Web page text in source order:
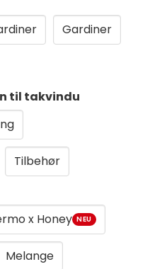
Gardiner
til takvindu
Tilbehør
x Honey NEU
Melange